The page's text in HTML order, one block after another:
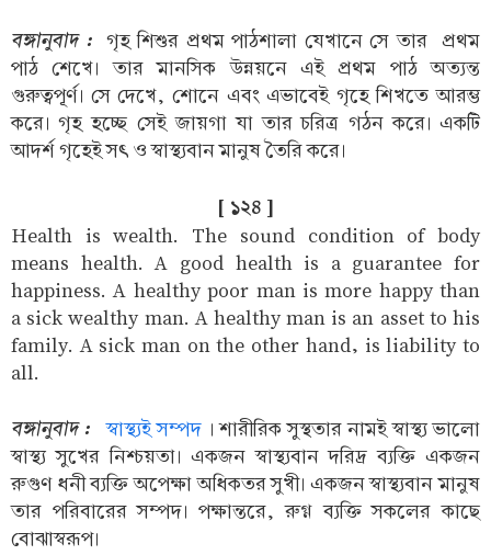
বঙ্গানুবাদ : গৃহ শিশুর প্রথম পাঠশালা যেখানে সে তার প্রথম
পাঠ শেখে। তার মানসিক উন্নয়নে এই প্রথম পাঠ অত্যন্ত
গুরুত্বপূর্ণ। সে দেখে, শোনে এবং এভাবেই গৃহে শিখতে আরম্ভ
করে। গৃহ হচ্ছে সেই জায়গা যা তার চরিত্র গঠন করে। একটি
আদর্শ গৃহেই সৎ ও স্বাস্থ্যবান মানুষ তৈরি করে।
[ ১২৪ ]
Health is wealth. The sound condition of body
means health. A good health is a guarantee for
happiness. A healthy poor man is more happy than
a sick wealthy man. A healthy man is an asset to his
family. A sick man on the other hand, is liability to
all.
বঙ্গানুবাদ : স্বাস্থ্যই সম্পদ । শারীরিক সুস্থতার নামই স্বাস্থ্য ভালো
স্বাস্থ্য সুখের নিশ্চয়তা। একজন স্বাস্থ্যবান দরিদ্র ব্যক্তি একজন
রুগুণ ধনী ব্যক্তি অপেক্ষা অধিকতর সুখী। একজন স্বাস্থ্যবান মানুষ
তার পরিবারের সম্পদ। পক্ষান্তরে, রুগ্ণ ব্যক্তি সকলের কাছে
বোঝাস্বরূপ।